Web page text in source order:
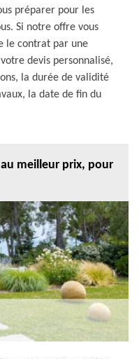
préparer pour les
Si notre offre vous
le contrat par une
devis personnalisé,
la durée de validité
la date de fin du
meilleur prix, pour